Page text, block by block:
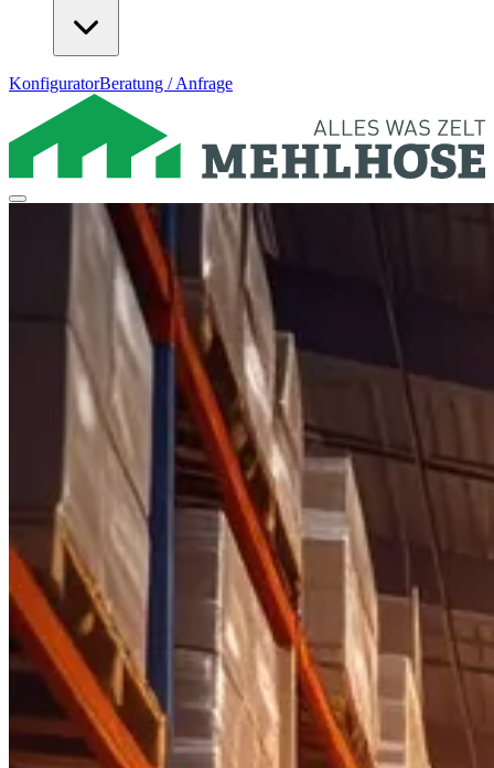
KonfiguratorBeratung / Anfrage